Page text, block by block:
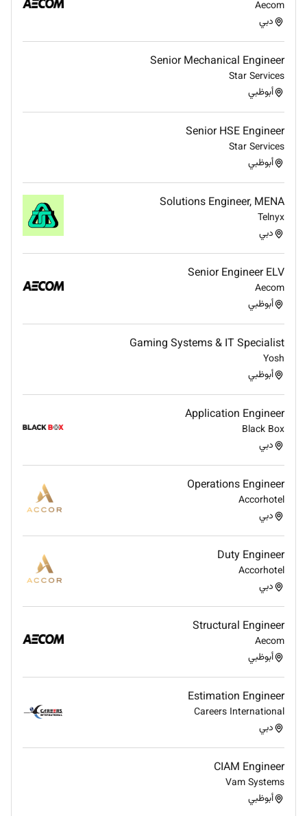
industrial networks.
skills.
Remote Work :
Employment Type :
Full-time
Aecom
دبي
Senior Mechanical Engineer
Star Services
أبوظبي
Senior HSE Engineer
Star Services
أبوظبي
Solutions Engineer, MENA
Telnyx
دبي
Senior Engineer ELV
Aecom
أبوظبي
Gaming Systems & IT Specialist
Yosh
أبوظبي
Application Engineer
Black Box
دبي
Operations Engineer
Accorhotel
دبي
Duty Engineer
Accorhotel
دبي
Structural Engineer
Aecom
أبوظبي
Estimation Engineer
Careers International
دبي
CIAM Engineer
Vam Systems
أبوظبي